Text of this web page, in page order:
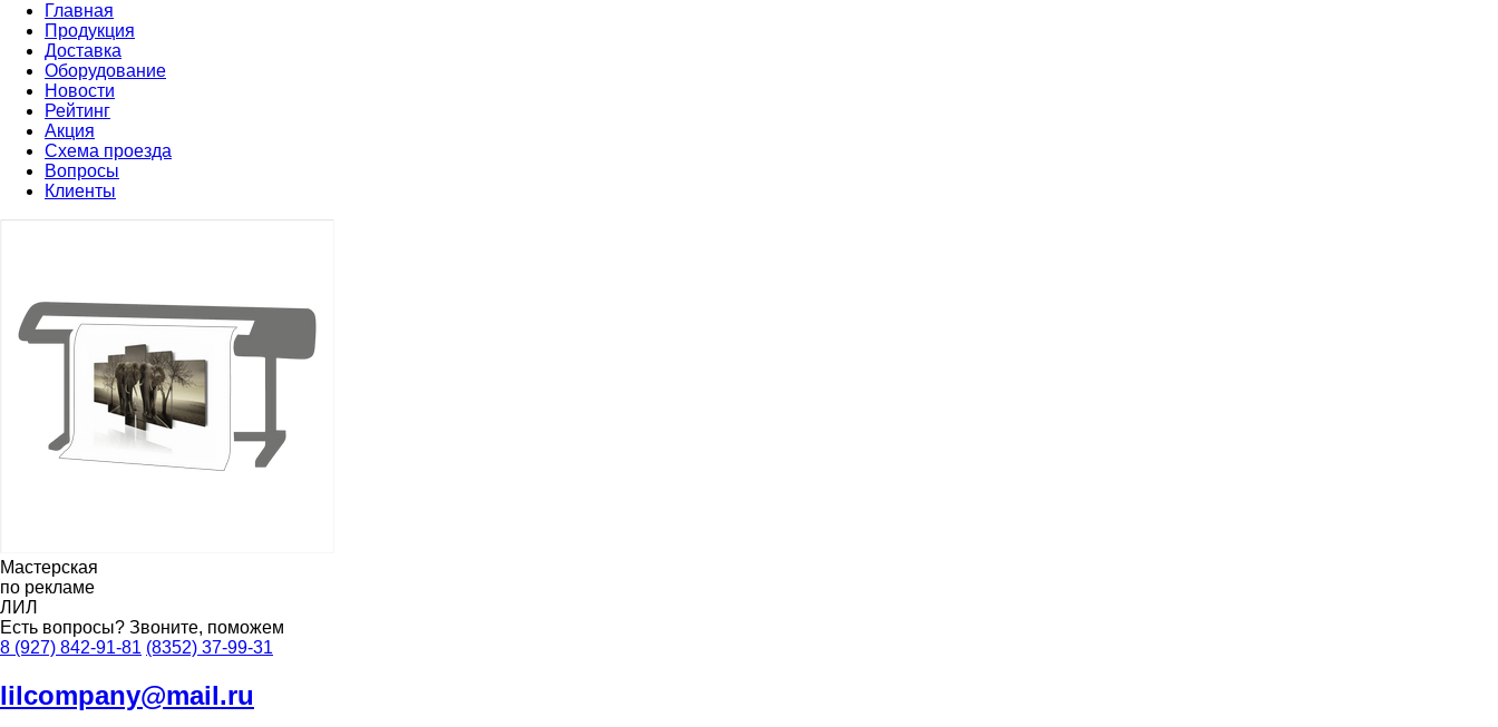
Главная
Продукция
Доставка
Оборудование
Новости
Рейтинг
Акция
Схема проезда
Вопросы
Клиенты
Мастерская
по рекламе
ЛИЛ
Есть вопросы? Звоните, поможем
8 (927) 842-91-81 (8352) 37-99-31
lilcompany@mail.ru